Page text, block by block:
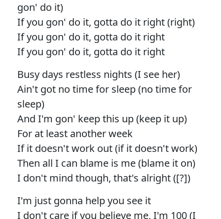
gon' do it)
If you gon' do it, gotta do it right (right)
If you gon' do it, gotta do it right
If you gon' do it, gotta do it right
Busy days restless nights (I see her)
Ain't got no time for sleep (no time for
sleep)
And I'm gon' keep this up (keep it up)
For at least another week
If it doesn't work out (if it doesn't work)
Then all I can blame is me (blame it on)
I don't mind though, that's alright ([?])
I'm just gonna help you see it
I don't care if you believe me, I'm 100 (I